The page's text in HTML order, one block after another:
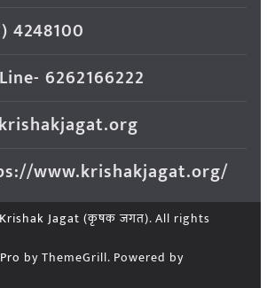
4248100
6262166222
www.krishakjagat.org/
Krishak Jagat (कृषक जगत). All rights
by ThemeGrill. Powered by